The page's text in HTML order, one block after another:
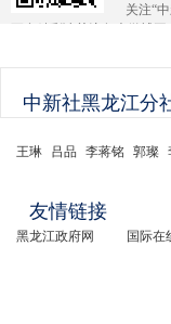
关注“
更多精彩请关注各大微博平
中新社黑龙江分
王琳 吕品 李蒋铭 郭璨
友情链接
黑龙江政府网 国际在